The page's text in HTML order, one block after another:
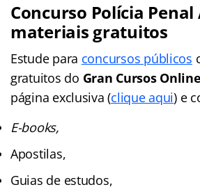
Concurso Polícia Penal
materiais gratuitos
Estude para concursos públicos
gratuitos do Gran Cursos Online
página exclusiva (clique aqui) e
E-books,
Apostilas,
Guias de estudos,